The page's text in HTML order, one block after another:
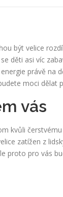
být velice
děti asi víc
právě na
moci dělat
vás
kvůli
zatížen z
proto pro vás